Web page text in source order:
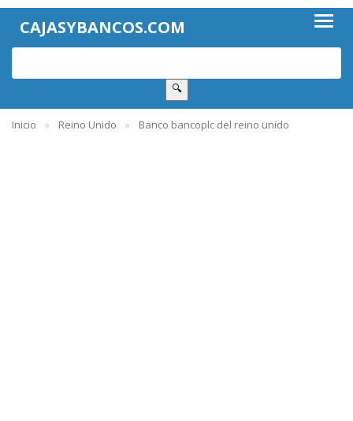
CAJASYBANCOS.COM
🔍
Inicio Reino Unido Banco bancoplc del reino unido